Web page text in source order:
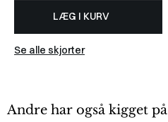
LÆG I KURV
Se alle skjorter
Andre har også kigget på